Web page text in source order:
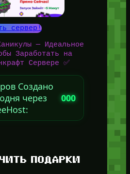
сервер!
— Идеальное
Заработать на
Сервере ✅
Создано
через
000
ПОДАРКИ